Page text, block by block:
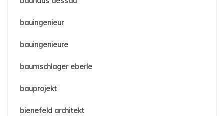
bauingenieur
bauingenieure
baumschlager eberle
bauprojekt
bienefeld architekt